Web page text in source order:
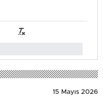
15 Mayıs 2026